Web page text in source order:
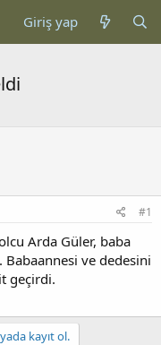
Giriş yap
#1
Arda Güler, baba
Babaannesi ve dedesini
geçirdi.
kayıt ol.